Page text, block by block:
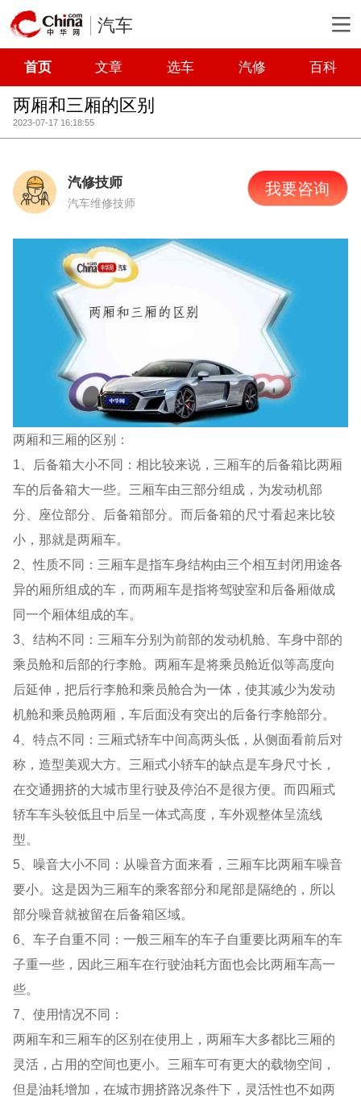
汽车
首页 文章 选车 汽修 百科
两厢和三厢的区别
2023-07-17 16:18:55
汽修技师
汽车维修技师
我要咨询
两厢和三厢的区别：
1、后备箱大小不同：相比较来说，三厢车的后备箱比两厢
车的后备箱大一些。三厢车由三部分组成，为发动机部
分、座位部分、后备箱部分。而后备箱的尺寸看起来比较
小，那就是两厢车。
2、性质不同：三厢车是指车身结构由三个相互封闭用途各
异的厢所组成的车，而两厢车是指将驾驶室和后备厢做成
同一个厢体组成的车。
3、结构不同：三厢车分别为前部的发动机舱、车身中部的
乘员舱和后部的行李舱。两厢车是将乘员舱近似等高度向
后延伸，把后行李舱和乘员舱合为一体，使其减少为发动
机舱和乘员舱两厢，车后面没有突出的后备行李舱部分。
4、特点不同：三厢式轿车中间高两头低，从侧面看前后对
称，造型美观大方。三厢式小轿车的缺点是车身尺寸长，
在交通拥挤的大城市里行驶及停泊不是很方便。而四厢式
轿车车头较低且中后呈一体式高度，车外观整体呈流线
型。
5、噪音大小不同：从噪音方面来看，三厢车比两厢车噪音
要小。这是因为三厢车的乘客部分和尾部是隔绝的，所以
部分噪音就被留在后备箱区域。
6、车子自重不同：一般三厢车的车子自重要比两厢车的车
子重一些，因此三厢车在行驶油耗方面也会比两厢车高一
些。
7、使用情况不同：
两厢车和三厢车的区别在使用上，两厢车大多都比三厢的
灵活，占用的空间也更小。三厢车可有更大的载物空间，
但是油耗增加，在城市拥挤路况条件下，灵活性也不如两